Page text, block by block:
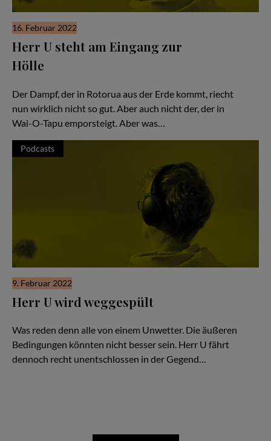
16. Februar 2022
Herr U steht am Eingang zur
Hölle
Der Dampf, der in Rotorua aus der Erde kommt, riecht
nun wirklich nicht so gut. Aber auch nicht der, der in
Wai-O-Tapu emporsteigt. Aber was…
Podcasts
9. Februar 2022
Herr U wird weggespült
Was reden denn alle von einem Unwetter. Die äußeren
Bedingungen könnten nicht besser sein. Herr U fährt
dennoch recht unentschlossen in der Gegend…